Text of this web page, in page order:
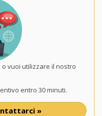
vuoi utilizzare il nostro
entro 30 minuti.
»